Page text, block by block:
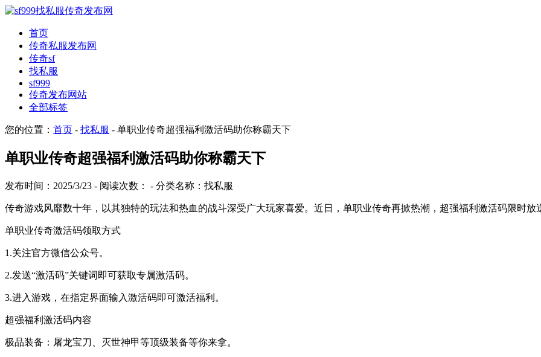
首页
传奇私服发布网
传奇sf
找私服
sf999
传奇发布网站
全部标签
您的位置： 首页 - 找私服 - 单职业传奇超强福利激活码助你称霸天下
单职业传奇超强福利激活码助你称霸天下
发布时间：2025/3/23 - 阅读次数： - 分类名称：找私服
传奇游戏风靡数十年，以其独特的玩法和热血的战斗深受广大玩家喜爱。近日，单职业传奇再掀热潮，超强福利激活码限时放
单职业传奇激活码领取方式
1.关注官方微信公众号。
2.发送“激活码”关键词即可获取专属激活码。
3.进入游戏，在指定界面输入激活码即可激活福利。
超强福利激活码内容
极品装备：屠龙宝刀、灭世神甲等顶级装备等你来拿。